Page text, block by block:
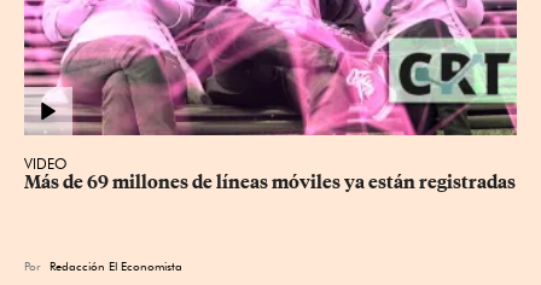
VIDEO
Más de 69 millones de líneas móviles ya están registradas
Por Redacción El Economista